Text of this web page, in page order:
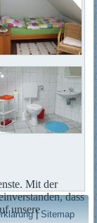
|Sitemap
Mit der
dass
unsere